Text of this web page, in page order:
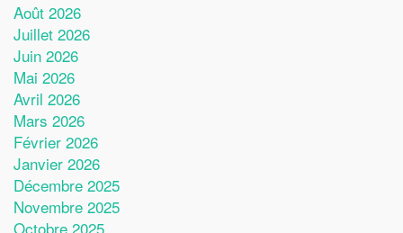
Août 2026
Juillet 2026
Juin 2026
Mai 2026
Avril 2026
Mars 2026
Février 2026
Janvier 2026
Décembre 2025
Novembre 2025
Octobre 2025